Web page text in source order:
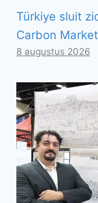
Türkiye sluit
Carbon
8 augustus 2026